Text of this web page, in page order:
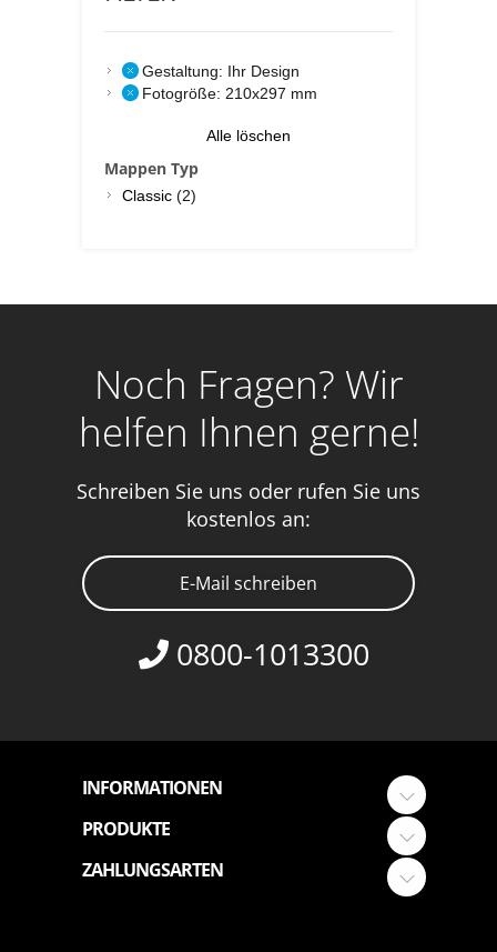
Gestaltung: Ihr Design
Fotogröße: 210x297 mm
Alle löschen
Mappen Typ
Classic (2)
Noch Fragen? Wir
helfen Ihnen gerne!
Schreiben Sie uns oder rufen Sie uns
kostenlos an:
E-Mail schreiben
0800-1013300
INFORMATIONEN
PRODUKTE
ZAHLUNGSARTEN